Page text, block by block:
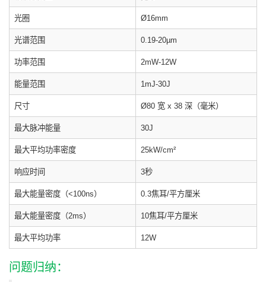
光圈 Ø16mm
光谱范围 0.19-20µm
功率范围 2mW-12W
能量范围 1mJ-30J
尺寸 Ø80 宽 x 38 深（毫米）
最大脉冲能量 30J
最大平均功率密度 25kW/cm²
响应时间 3秒
最大能量密度（<100ns） 0.3焦耳/平方厘米
最大能量密度（2ms） 10焦耳/平方厘米
最大平均功率 12W
问题归纳：